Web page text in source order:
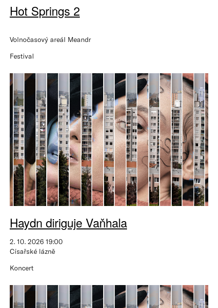
Hot Springs 2
Volnočasový areál Meandr
Festival
Haydn diriguje Vaňhala
2. 10. 2026 19:00
Císařské lázně
Koncert